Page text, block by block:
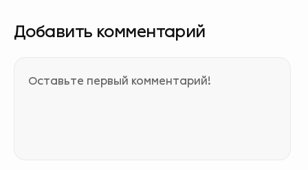
Добавить комментарий